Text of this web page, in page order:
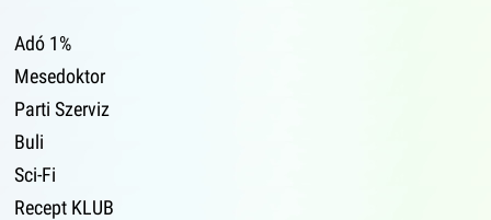
Adó 1%
Mesedoktor
Parti Szerviz
Buli
Sci-Fi
Recept KLUB